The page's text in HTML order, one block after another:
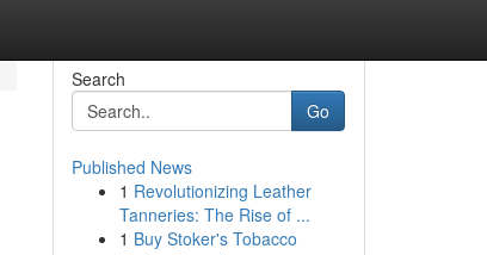
Search
Go
Published News
1 Revolutionizing Leather
Tanneries: The Rise of ...
1 Buy Stoker's Tobacco